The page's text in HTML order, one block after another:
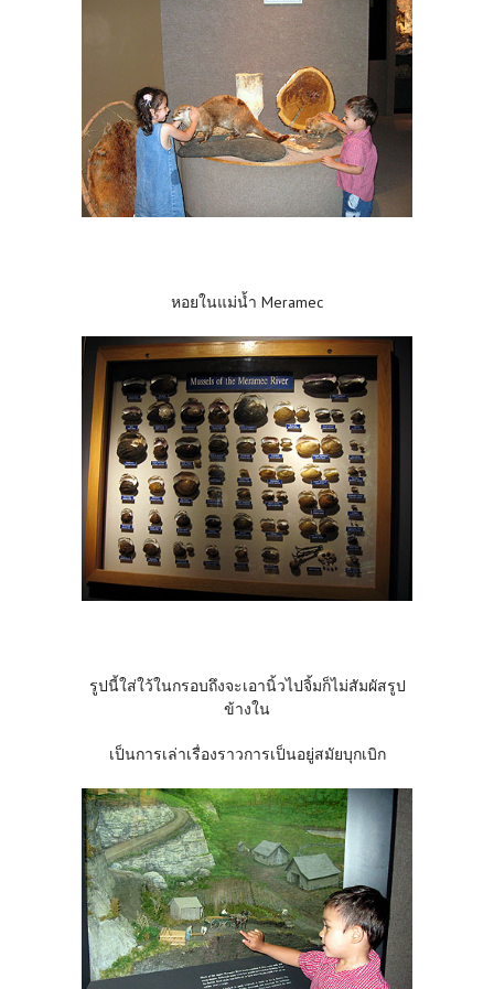
หอยในแม่น้ำ Meramec
รูปนี้ใส่ใว้ในกรอบถึงจะเอานิ้วไปจิ้มก็ไม่สัมผัสรูป
ข้างใน
เป็นการเล่าเรื่องราวการเป็นอยู่สมัยบุกเบิก